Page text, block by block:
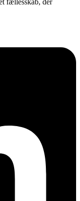
fællesskab, der